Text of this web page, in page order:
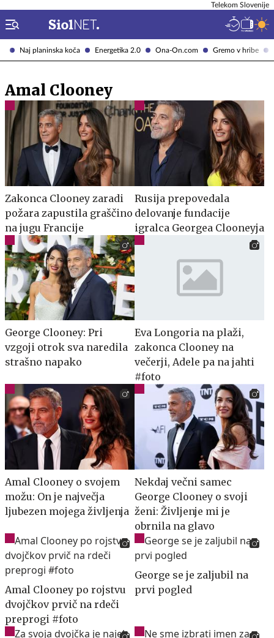
Naj planinska koča Energetika 2.0 Ona-On.com Gremo v hribe
Telekom Slovenije
Amal Clooney
Zakonca Clooney zaradi
požara zapustila graščino
na jugu Francije
Rusija prepovedala
delovanje fundacije
igralca Georgea Clooneyja
George Clooney: Pri
vzgoji otrok sva naredila
strašno napako
Eva Longoria na plaži,
zakonca Clooney na
večerji, Adele pa na jahti
#foto
Amal Clooney o svojem
možu: On je največja
ljubezen mojega življenja
Nekdaj večni samec
George Clooney o svoji
ženi: Življenje mi je
obrnila na glavo
Amal Clooney po rojstvu
dvojčkov prvič na rdeči
preprogi #foto
George se je zaljubil na
prvi pogled